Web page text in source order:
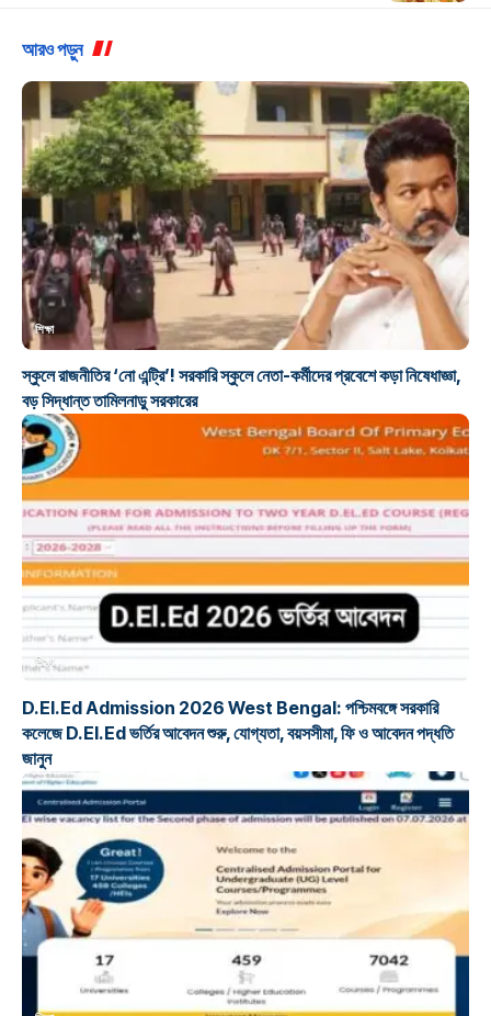
আরও পড়ুন
শিক্ষা
স্কুলে রাজনীতির ‘নো এন্ট্রি’! সরকারি স্কুলে নেতা-কর্মীদের প্রবেশে কড়া নিষেধাজ্ঞা,
বড় সিদ্ধান্ত তামিলনাড়ু সরকারের
শিক্ষা
D.El.Ed Admission 2026 West Bengal: পশ্চিমবঙ্গে সরকারি
কলেজে D.El.Ed ভর্তির আবেদন শুরু, যোগ্যতা, বয়সসীমা, ফি ও আবেদন পদ্ধতি
জানুন